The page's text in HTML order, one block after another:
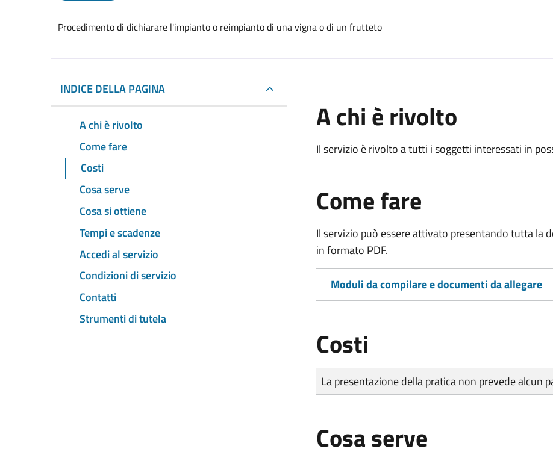
Procedimento di dichiarare l'impianto o reimpianto di una vigna o di un frutteto
INDICE DELLA PAGINA
A chi è rivolto
Come fare
Costi
Cosa serve
Cosa si ottiene
Tempi e scadenze
Accedi al servizio
Condizioni di servizio
Contatti
Strumenti di tutela
A chi è rivolto
Il servizio è rivolto a tutti i soggetti interessati in
Come fare
Il servizio può essere attivato presentando tutta la
in formato PDF.
Moduli da compilare e documenti da allegare
Costi
Tipo di pagamento
Importo
La presentazione della pratica non prevede alcun
Cosa serve